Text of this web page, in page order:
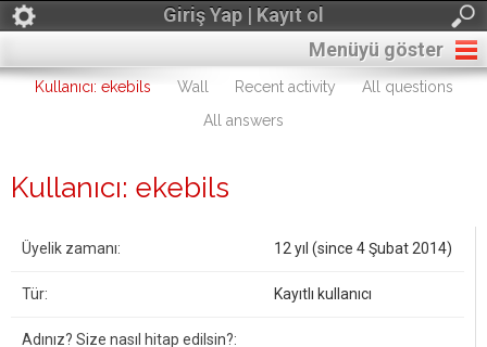
Giriş Yap | Kayıt ol
Menüyü göster
Kullanıcı: ekebils Wall Recent activity
All questions
All answers
Kullanıcı: ekebils
Üyelik zamanı: 12 yıl (since 4 Şubat 2014)
Tür: Kayıtlı kullanıcı
Adınız? Size nasıl hitap edilsin?: